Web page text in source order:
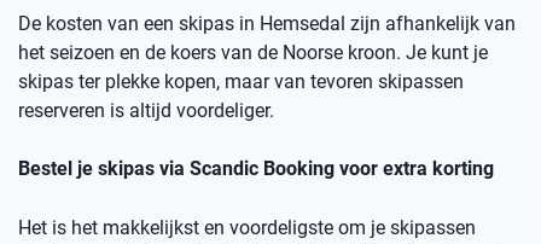
De kosten van een skipas in Hemsedal zijn afhankelijk van
het seizoen en de koers van de Noorse kroon. Je kunt je
skipas ter plekke kopen, maar van tevoren skipassen
reserveren is altijd voordeliger.
Bestel je skipas via Scandic Booking voor extra korting
Het is het makkelijkst en voordeligste om je skipassen